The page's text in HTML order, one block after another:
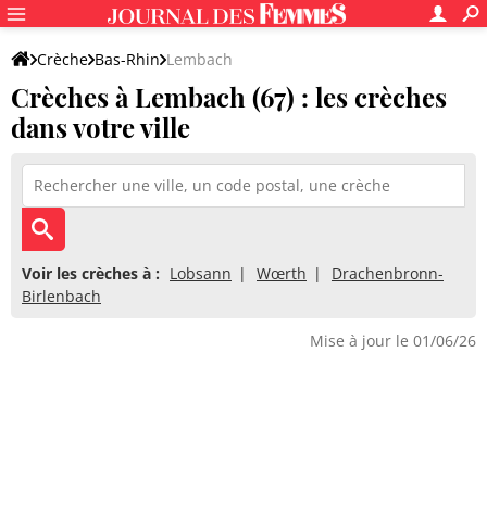
Crèche Bas-Rhin Lembach
Crèches à Lembach (67) : les crèches
dans votre ville
Voir les crèches à : Lobsann Wœrth
Drachenbronn-
Birlenbach
Mise à jour le 01/06/26